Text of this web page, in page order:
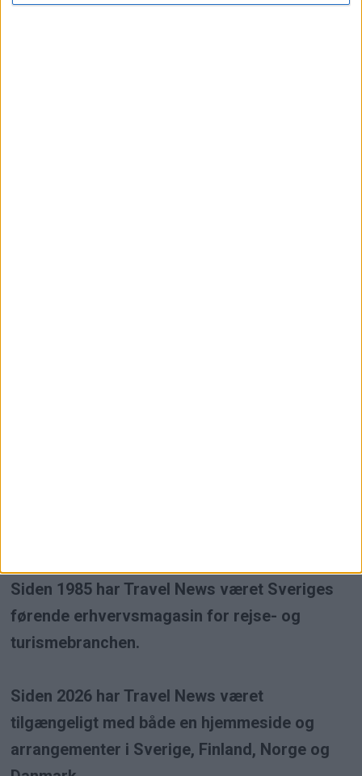
Siden 1985 har Travel News været Sveriges
førende erhvervsmagasin for rejse- og
turismebranchen.
Siden 2026 har Travel News været
tilgængeligt med både en hjemmeside og
arrangementer i Sverige, Finland, Norge og